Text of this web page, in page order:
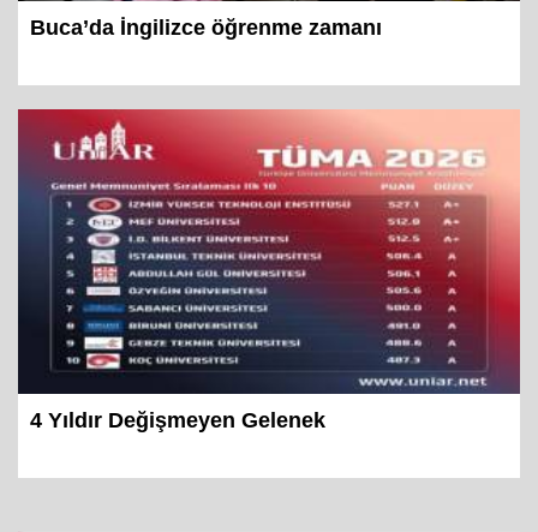
Buca’da İngilizce öğrenme zamanı
4 Yıldır Değişmeyen Gelenek